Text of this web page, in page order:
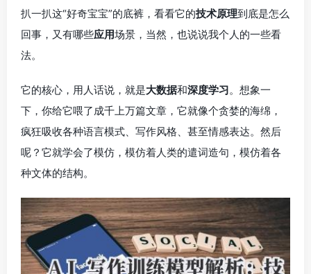
扒一扒这“好奇宝宝”的底裤，看看它的技术原理到底是怎么
回事，又有哪些应用场景，当然，也说说我个人的一些看
法。
它的核心，用人话说，就是大数据和深度学习。想象一
下，你给它喂了成千上万篇文章，它就像个贪婪的海绵，
疯狂吸收各种语言模式、写作风格、甚至情感表达。然后
呢？它就学会了模仿，模仿着人类的遣词造句，模仿着各
种文体的结构。